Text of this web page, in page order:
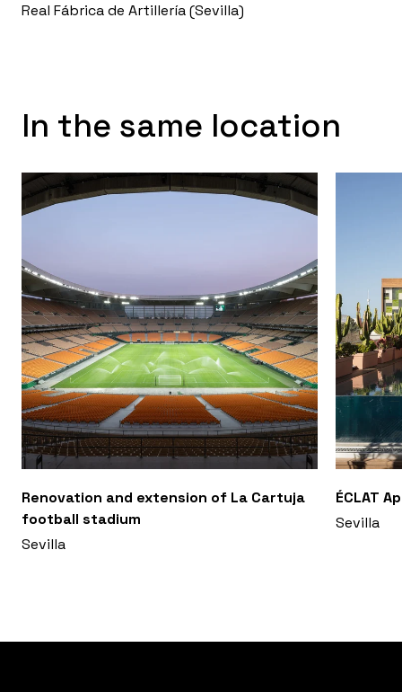
Real Fábrica de Artillería (Sevilla)
In the same location
Renovation and extension of La Cartuja
football stadium
Sevilla
ÉCLAT
Sevilla